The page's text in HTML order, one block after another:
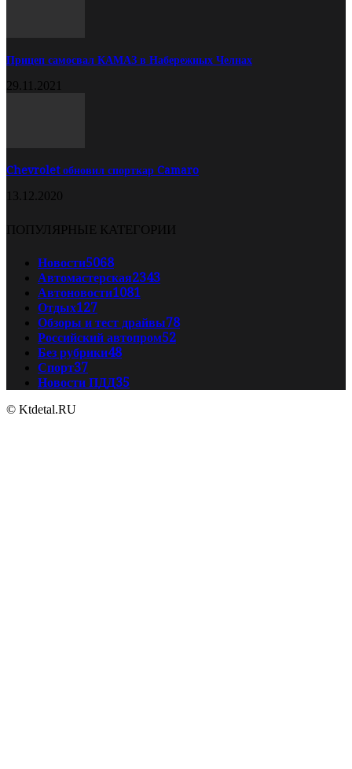
Прицеп самосвал КАМАЗ в Набережных Челнах
29.11.2021
Chevrolet обновил спорткар Camaro
13.12.2020
ПОПУЛЯРНЫЕ КАТЕГОРИИ
Новости5068
Автомастерская2343
Автоновости1081
Отдых127
Обзоры и тест драйвы78
Российский автопром52
Без рубрики48
Спорт37
Новости ПДД35
© Ktdetal.RU